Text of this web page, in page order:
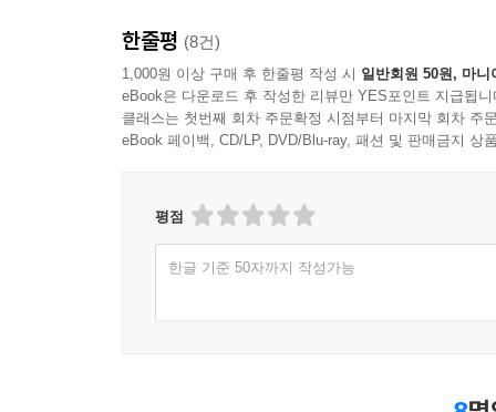
한줄평 (8건)
1,000원 이상 구매 후 한줄평 작성 시 일반회원 50원, 마니
eBook은 다운로드 후 작성한 리뷰만 YES포인트 지급됩니
클래스는 첫번째 회차 주문확정 시점부터 마지막 회차 주
eBook 페이백, CD/LP, DVD/Blu-ray, 패션 및 판매금지 상
평점
한글 기준 50자까지 작성가능